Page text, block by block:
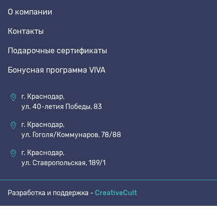
О компании
Контакты
Подарочные сертификаты
Бонусная программа VIVA
г. Краснодар,
ул. 40-летия Победы, 83
г. Краснодар,
ул. Гоголя/Коммунаров, 78/88
г. Краснодар,
ул. Ставропольская, 189/1
Разработка и поддержка - CreativeCult
8 den
Полустельки
Растяжитель и Очиститель
Рожки